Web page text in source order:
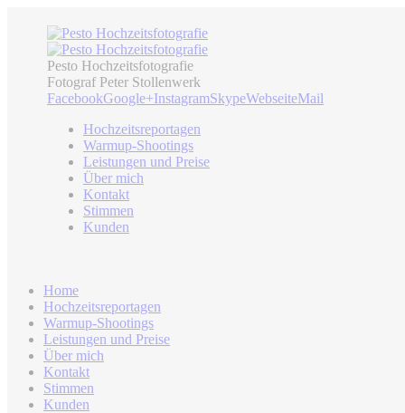
Pesto Hochzeitsfotografie
Fotograf Peter Stollenwerk
FacebookGoogle+InstagramSkypeWebseiteMail
Hochzeitsreportagen
Warmup-Shootings
Leistungen und Preise
Über mich
Kontakt
Stimmen
Kunden
Home
Hochzeitsreportagen
Warmup-Shootings
Leistungen und Preise
Über mich
Kontakt
Stimmen
Kunden